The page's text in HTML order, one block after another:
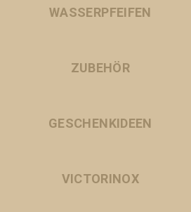
WASSERPFEIFEN
ZUBEHÖR
GESCHENKIDEEN
VICTORINOX